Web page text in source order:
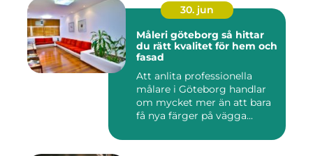
30. jun
Måleri göteborg så hittar
du rätt kvalitet för hem och
fasad
Att anlita professionella
målare i Göteborg handlar
om mycket mer än att bara
få nya färger på vägga...